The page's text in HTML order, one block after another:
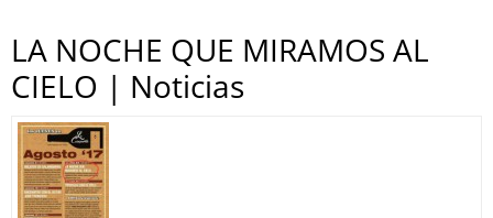
LA NOCHE QUE MIRAMOS AL
CIELO | Noticias